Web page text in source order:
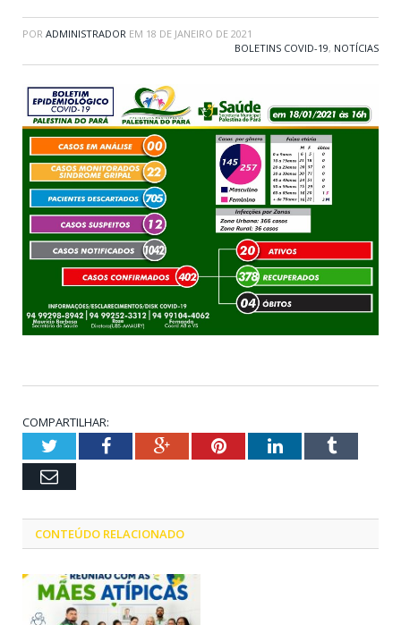
POR ADMINISTRADOR EM 18 DE JANEIRO DE 2021
BOLETINS COVID-19, NOTÍCIAS
COMPARTILHAR:
TwitterFacebookGoogle+PinterestLinkedInTumblr
Email
CONTEÚDO RELACIONADO